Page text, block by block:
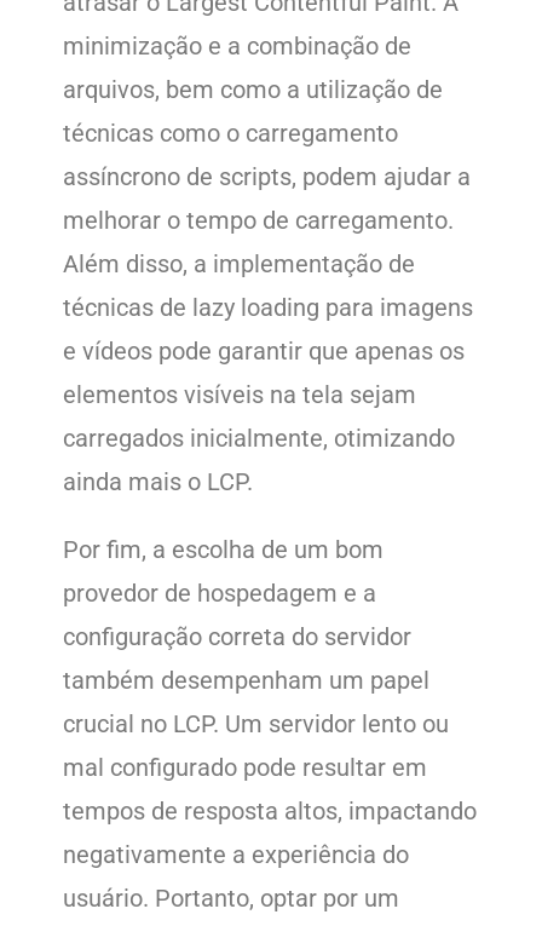
minimização e a combinação de
arquivos, bem como a utilização de
técnicas como o carregamento
assíncrono de scripts, podem ajudar a
melhorar o tempo de carregamento.
Além disso, a implementação de
técnicas de lazy loading para imagens
e vídeos pode garantir que apenas os
elementos visíveis na tela sejam
carregados inicialmente, otimizando
ainda mais o LCP.
Por fim, a escolha de um bom
provedor de hospedagem e a
configuração correta do servidor
também desempenham um papel
crucial no LCP. Um servidor lento ou
mal configurado pode resultar em
tempos de resposta altos, impactando
negativamente a experiência do
usuário. Portanto, optar por um